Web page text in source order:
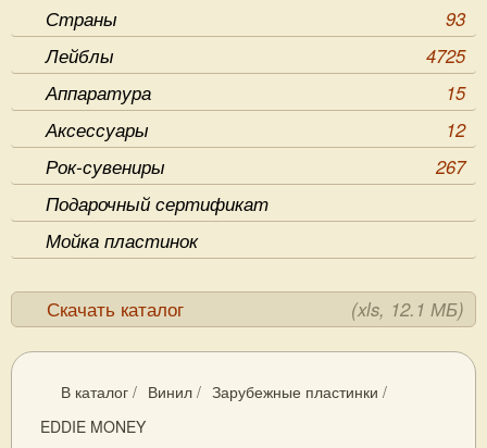
Страны
93
Лейблы
4725
Аппаратура
15
Аксессуары
12
Рок-сувениры
267
Подарочный сертификат
Мойка пластинок
Скачать каталог (xls, 12.1 МБ)
В каталог / Винил / Зарубежные пластинки /
EDDIE MONEY